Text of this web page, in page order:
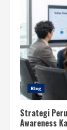
Blog
Strategi
Awareness